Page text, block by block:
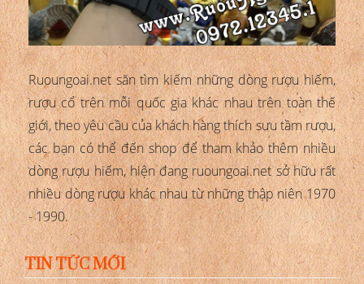
Ruoungoai.net săn tìm kiếm những dòng rượu hiếm,
rượu cổ trên mỗi quốc gia khác nhau trên toàn thế
giới, theo yêu cầu của khách hàng thích sưu tầm rượu,
các bạn có thể đến shop để tham khảo thêm nhiều
dòng rượu hiếm, hiện đang ruoungoai.net sở hữu rất
nhiều dòng rượu khác nhau từ những thập niên 1970
- 1990.
TIN TỨC MỚI